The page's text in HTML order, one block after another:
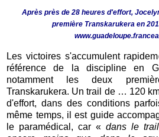
Après près de 28 heures d'effort,
première Transkarukera en
Les victoires s'accumulent
référence de la discipline en
notamment les deux
Transkarukera. Un trail de … 120
d'effort, dans des conditions
même temps, il est guide
le paramédical, car «dans le